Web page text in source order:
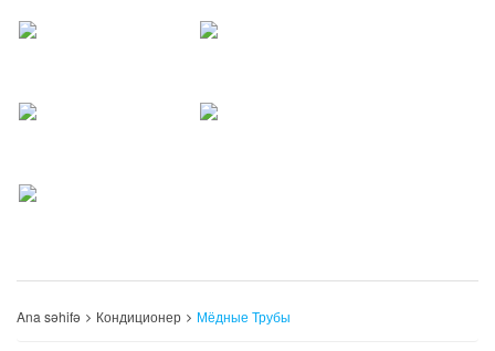
Ana səhifə Кондиционер Мёдные Трубы